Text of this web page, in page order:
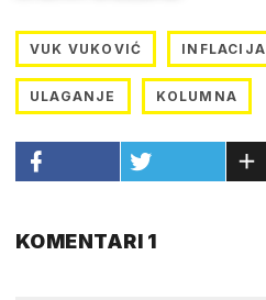
VUK VUKOVIĆ INFLACIJA
ULAGANJE KOLUMNA
KOMENTARI 1